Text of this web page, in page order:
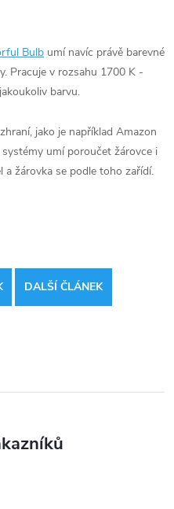
Bulb umí navíc právě barevné
Pracuje v rozsahu 1700 K -
barvu.
jako je například Amazon
umí poroučet žárovce i
a žárovka se podle toho zařídí.
DALŠÍ ČLÁNEK